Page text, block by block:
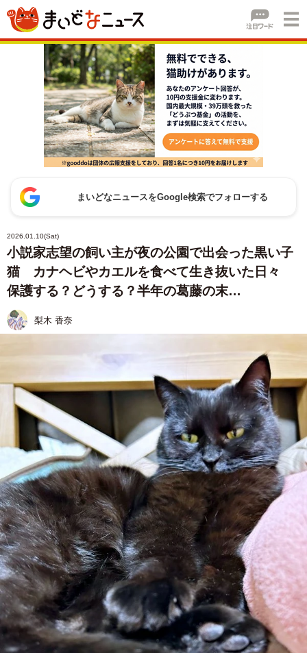
まいどなニュースをGoogle検索でフォローする
2026.01.10(Sat)
小説家志望の飼い主が夜の公園で出会った黒い子
猫 カナヘビやカエルを食べて生き抜いた日々
保護する？どうする？半年の葛藤の末…
梨木 香奈